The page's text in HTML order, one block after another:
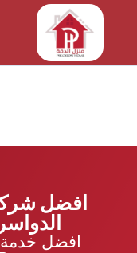
افضل
الدواسر
افضل